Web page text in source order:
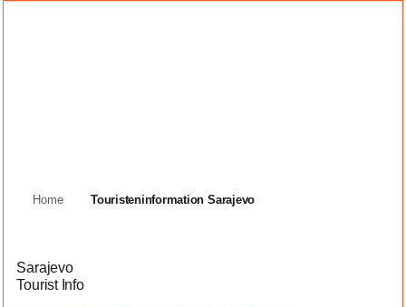
Home Touristeninformation Sarajevo
Sarajevo
Tourist Info